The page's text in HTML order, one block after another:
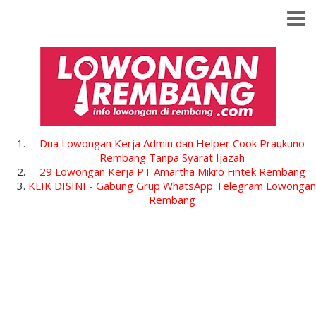
Dua Lowongan Kerja Admin dan Helper Cook Praukuno
Rembang Tanpa Syarat Ijazah
29 Lowongan Kerja PT Amartha Mikro Fintek Rembang
KLIK DISINI - Gabung Grup WhatsApp Telegram Lowongan
Rembang